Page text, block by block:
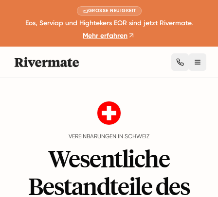
GROSSE NEUIGKEIT
Eos, Serviap und Hightekers EOR sind jetzt Rivermate.
Mehr erfahren
VEREINBARUNGEN IN SCHWEIZ
Wesentliche
Bestandteile des